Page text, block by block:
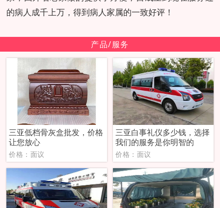
的病人成千上万，得到病人家属的一致好评！
产品/服务
三亚低档骨灰盒批发，价格
让您放心
价格：面议
三亚白事礼仪多少钱，选择
我们的服务是你明智的
价格：面议